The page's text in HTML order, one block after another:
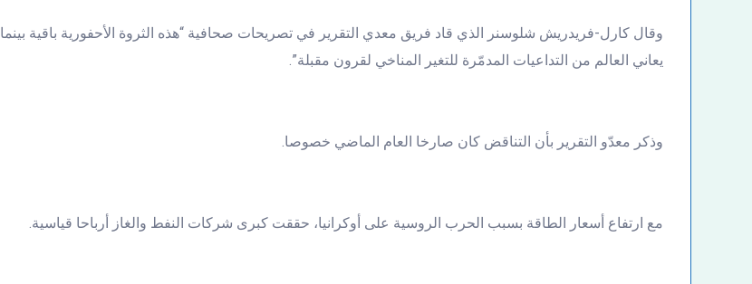
وقال كارل-فريدريش شلوسنر الذي قاد فريق معدي التقرير في تصريحات صحافية “هذه الثروة الأحفورية باقية بينما
يعاني العالم من التداعيات المدمّرة للتغير المناخي لقرون مقبلة”.
وذكر معدّو التقرير بأن التناقض كان صارخا العام الماضي خصوصا.
مع ارتفاع أسعار الطاقة بسبب الحرب الروسية على أوكرانيا، حققت كبرى شركات النفط والغاز أرباحا قياسية.